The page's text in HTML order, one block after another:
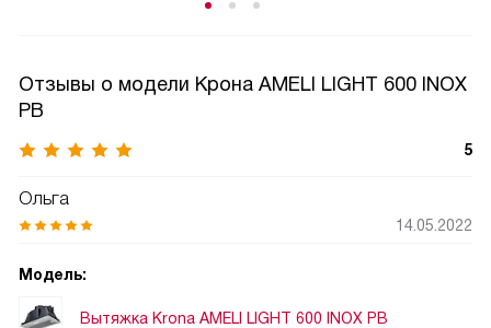
Отзывы о модели Крона AMELI LIGHT 600 INOX
PB
5
Ольга
14.05.2022
Модель:
Вытяжка Krona AMELI LIGHT 600 INOX PB